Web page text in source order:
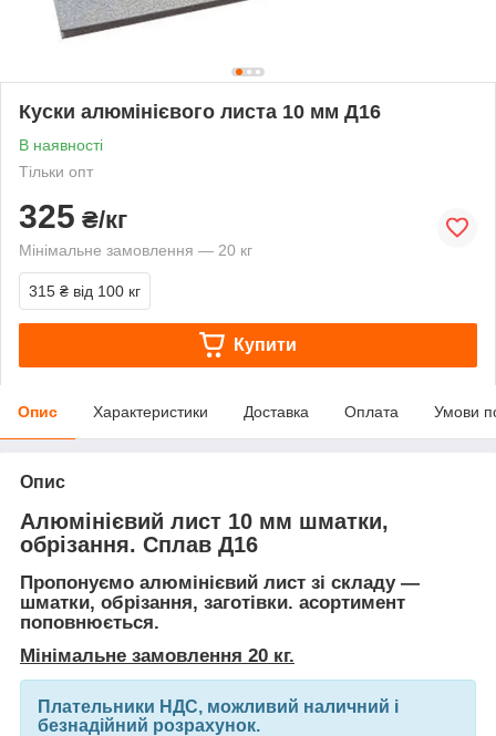
Куски алюмінієвого листа 10 мм Д16
В наявності
Тільки опт
325 ₴/кг
Мінімальне замовлення — 20 кг
315 ₴ від 100 кг
Купити
Опис Характеристики Доставка Оплата Умови
Опис
Алюмінієвий лист 10 мм шматки,
обрізання. Сплав Д16
Пропонуємо алюмінієвий лист зі складу —
шматки, обрізання, заготівки. асортимент
поповнюється.
Мінімальне замовлення 20 кг.
Плательники НДС, можливий наличний і
безнадійний розрахунок.